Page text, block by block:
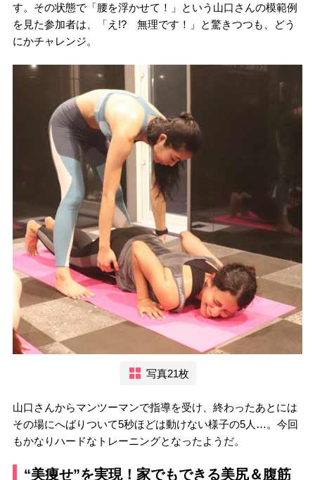
す。その状態で「腰を浮かせて！」という山口さんの模範例
を見た参加者は、「え!? 無理です！」と驚きつつも、どう
にかチャレンジ。
写真21枚
山口さんからマンツーマンで指導を受け、終わったあとには
その場にへばりついて5秒ほどは動けない様子の5人…。今回
もかなりハードなトレーニングとなったようだ。
“美痩せ”を実現！家でもできる美尻＆腹筋